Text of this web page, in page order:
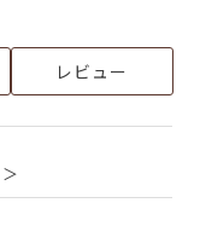
レビュー